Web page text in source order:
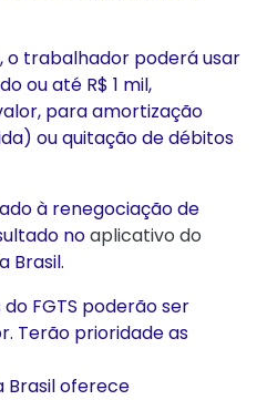
o trabalhador poderá usar
ou até R$ 1 mil,
para amortização
ou quitação de débitos
à renegociação de
noaplicativo do
Brasil.
FGTS poderão ser
Terão prioridade as
Brasil oferece